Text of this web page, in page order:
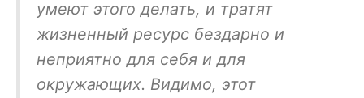
умеют этого делать, и тратят
жизненный ресурс бездарно и
неприятно для себя и для
окружающих. Видимо, этот